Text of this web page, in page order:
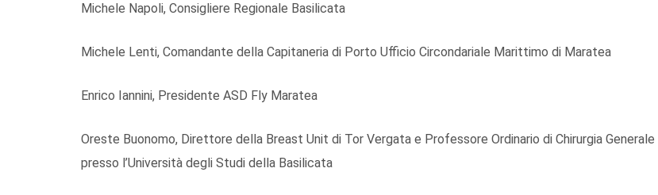
Michele Napoli, Consigliere Regionale Basilicata
Michele Lenti, Comandante della Capitaneria di Porto Ufficio Circondariale Marittimo di Maratea
Enrico Iannini, Presidente ASD Fly Maratea
Oreste Buonomo, Direttore della Breast Unit di Tor Vergata e Professore Ordinario di Chirurgia Generale
presso l’Università degli Studi della Basilicata